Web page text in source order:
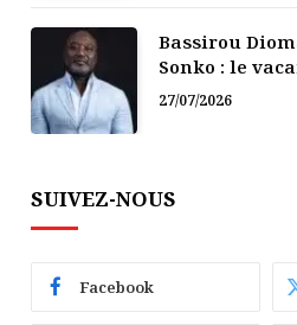
Bassirou
Sonko : le
doit pas faire
27/07/2026
SUIVEZ-NOUS
Facebook